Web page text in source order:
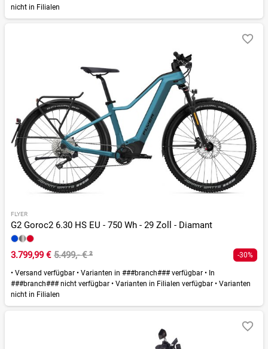
nicht in Filialen
FLYER
G2 Goroc2 6.30 HS EU - 750 Wh - 29 Zoll - Diamant
3.799,99 € 5.499,- €² -30%
• Versand verfügbar • Varianten in ###branch### verfügbar • In
###branch### nicht verfügbar • Varianten in Filialen verfügbar • Varianten
nicht in Filialen